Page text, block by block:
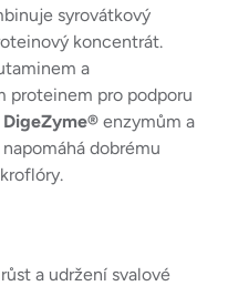
syrovátkový
koncentrát.
a
proteinem pro podporu
DigeZyme® enzymům a
dobrému
a udržení svalové